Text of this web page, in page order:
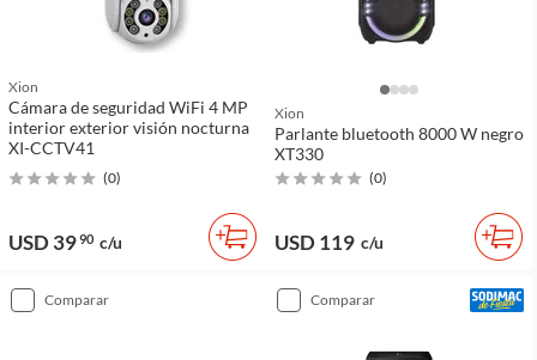
Xion
Cámara de seguridad WiFi 4 MP
interior exterior visión nocturna
XI-CCTV41
(0)
USD 3990 c/u
Xion
Parlante bluetooth 8000 W negro
XT330
(0)
USD 119 c/u
comparar comparar